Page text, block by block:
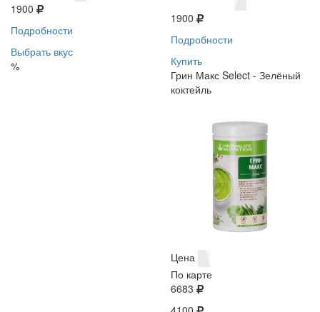
1900
Подробности
Выбрать вкус
%
1900
Подробности
Купить
Грин Макс Select - Зелёный
коктейль
Цена
По карте
6683